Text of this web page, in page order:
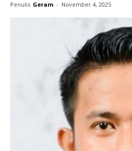
Penulis Geram - November 4, 2025